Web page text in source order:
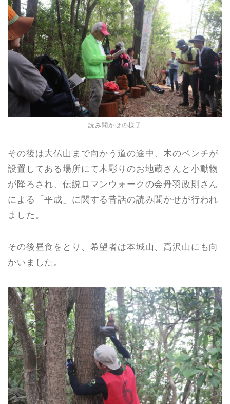
読み聞かせの様子
その後は大仏山まで向かう道の途中、木のベンチが
設置してある場所にて木彫りのお地蔵さんと小動物
が降ろされ、伝説ロマンウォークの会丹羽政則さん
による「平成」に関する昔話の読み聞かせが行われ
ました。
その後昼食をとり、希望者は本城山、高沢山にも向
かいました。